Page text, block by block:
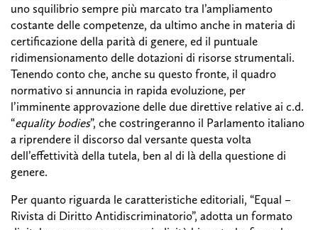
uno squilibrio sempre più marcato tra l’ampliamento
costante delle competenze, da ultimo anche in materia di
certificazione della parità di genere, ed il puntuale
ridimensionamento delle dotazioni di risorse strumentali.
Tenendo conto che, anche su questo fronte, il quadro
normativo si annuncia in rapida evoluzione, per
l’imminente approvazione delle due direttive relative ai c.d.
“equality bodies”, che costringeranno il Parlamento italiano
a riprendere il discorso dal versante questa volta
dell’effettività della tutela, ben al di là della questione di
genere.
Per quanto riguarda le caratteristiche editoriali, “Equal –
Rivista di Diritto Antidiscriminatorio”, adotta un formato